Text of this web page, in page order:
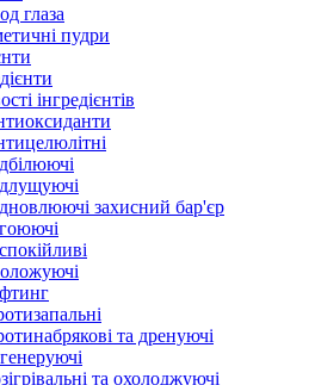
глаза
пудри
інгредієнтів
захисний бар'єр
та дренуючі
та охолоджуючі